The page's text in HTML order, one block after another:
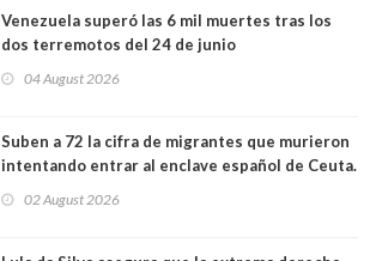
Venezuela superó las 6 mil muertes tras los
dos terremotos del 24 de junio
04 August 2026
Suben a 72 la cifra de migrantes que murieron
intentando entrar al enclave español de Ceuta.
02 August 2026